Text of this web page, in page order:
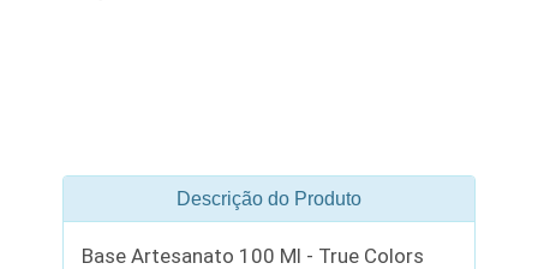
Descrição do Produto
Base Artesanato 100 Ml - True Colors